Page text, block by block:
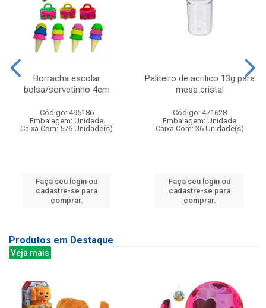
Borracha escolar
bolsa/sorvetinho 4cm
Código: 495186
Embalagem: Unidade
Caixa Com: 576 Unidade(s)
Faça seu login ou
cadastre-se para
comprar.
Paliteiro de acrilico 13g para
mesa cristal
Código: 471628
Embalagem: Unidade
Caixa Com: 36 Unidade(s)
Faça seu login ou
cadastre-se para
comprar.
Produtos em Destaque
Veja mais